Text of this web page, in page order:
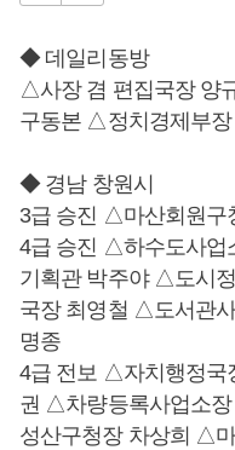
◆ 데일리동방
△사장 겸 편집국장 양
구동본 △정치경제부장
◆ 경남 창원시
3급 승진 △마산회원구
4급 승진 △하수도사업
기획관 박주야 △도시
국장 최영철 △도서관
명종
4급 전보 △자치행정국
권 △차량등록사업소
성산구청장 차상희 △